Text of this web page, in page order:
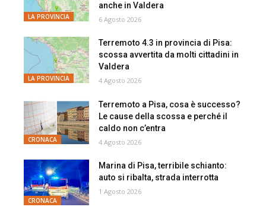
LA PROVINCIA
anche in Valdera
6 Agosto 2026
LA PROVINCIA
Terremoto 4.3 in provincia di Pisa:
scossa avvertita da molti cittadini in
Valdera
4 Agosto 2026
CRONACA
Terremoto a Pisa, cosa è successo?
Le cause della scossa e perché il
caldo non c’entra
4 Agosto 2026
CRONACA
Marina di Pisa, terribile schianto:
auto si ribalta, strada interrotta
1 Agosto 2026